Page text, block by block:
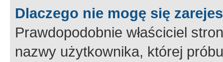
Dlaczego nie mogę się
Prawdopodobnie właściciel
nazwy użytkownika, której